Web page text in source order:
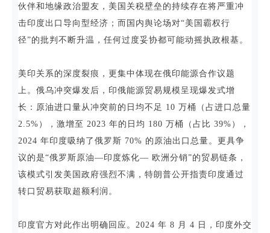
伙伴和地缘政治盟友，美国关税壁垒的持续存在将严重冲
击印度出口导向型经济；而国内舆论场对“美国霸权行
径”的批判不断升温，任何过度妥协都可能动摇执政根基。
美印关系的深度裂痕，更集中体现在俄印能源合作议题
上。俄乌冲突爆发后，印俄能源贸易规模呈现爆发式增
长：原油进口量从冲突前的日均不足 10 万桶（占进口总量
2.5%），激增至 2023 年的日均 180 万桶（占比 39%），
2024 年印度吸纳了俄罗斯 70% 的原油出口总量。更具争
议的是“俄罗斯原油—印度炼化— 欧洲分销”的贸易链条，
该模式引发美国政府强烈不满，特朗普公开指责印度通过
转口贸易获取超额利润。
印度官方对此作出明确回应。2024 年 8 月 4 日，印度外交